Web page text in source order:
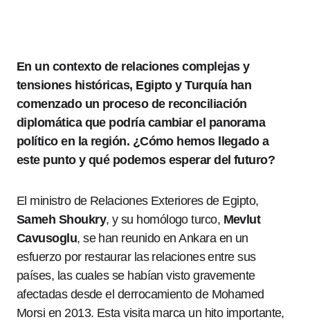
En un contexto de relaciones complejas y
tensiones históricas, Egipto y Turquía han
comenzado un proceso de reconciliación
diplomática que podría cambiar el panorama
político en la región. ¿Cómo hemos llegado a
este punto y qué podemos esperar del futuro?
El ministro de Relaciones Exteriores de Egipto,
Sameh Shoukry, y su homólogo turco, Mevlut
Cavusoglu, se han reunido en Ankara en un
esfuerzo por restaurar las relaciones entre sus
países, las cuales se habían visto gravemente
afectadas desde el derrocamiento de Mohamed
Morsi en 2013. Esta visita marca un hito importante,